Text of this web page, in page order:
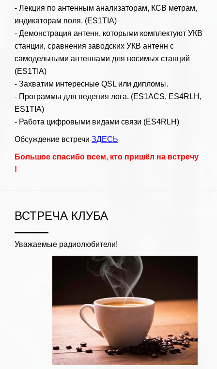
- Лекция по антенным анализаторам, КСВ метрам,
индикаторам поля. (ES1TIA)
- Демонстрация антенн, которыми комплектуют УКВ
станции, сравнения заводских УКВ антенн с
самодельными антеннами для носимых станций
(ES1TIA)
- Захватим интересные QSL или дипломы.
- Программы для ведения лога. (ES1ACS, ES4RLH,
ES1TIA)
- Работа цифровыми видами связи (ES4RLH)
Обсуждение встречи ЗДЕСЬ
Большое спасибо всем, кто пришёл на встречу
!
ВСТРЕЧА КЛУБА
Уважаемые радиолюбители!